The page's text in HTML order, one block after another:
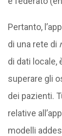
Pertanto,
di una rete di
di dati locale,
superare gli
dei pazienti.
relative
modelli